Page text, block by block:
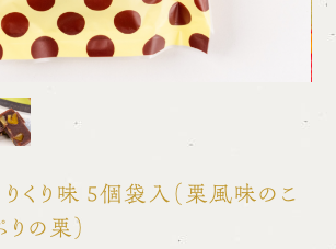
くり味 5個袋入（栗風味のこ
の栗）